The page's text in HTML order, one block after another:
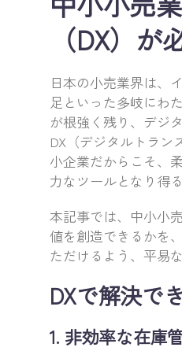
（DX）
日本の小売業界は、
足といった多岐にわ
が根強く残り、デジ
DX（デジタルトラ
小企業だからこそ、
力なツールとなり得
本記事では、中小小
値を創造できるかを
ただけるよう、平易
DXで解決で
1. 非効率な在庫